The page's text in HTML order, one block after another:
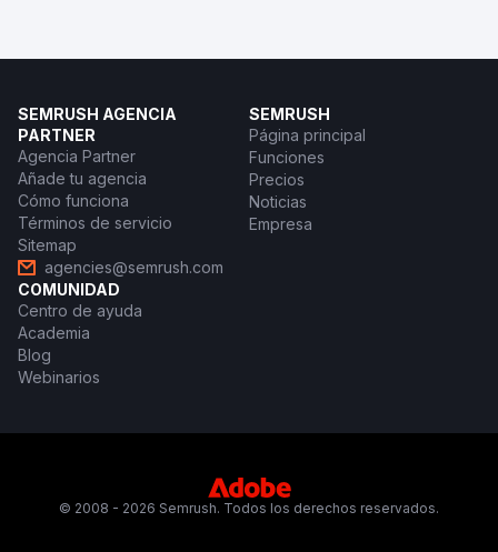
SEMRUSH AGENCIA
PARTNER
Agencia Partner
Añade tu agencia
Cómo funciona
Términos de servicio
Sitemap
agencies@semrush.com
SEMRUSH
Página principal
Funciones
Precios
Noticias
Empresa
COMUNIDAD
Centro de ayuda
Academia
Blog
Webinarios
© 2008 - 2026 Semrush. Todos los derechos reservados.